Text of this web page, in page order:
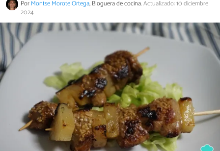
PorMontse Morote Ortega, Bloguera de cocina.Actualizado: 10 diciembre
2024